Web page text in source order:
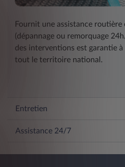
Fournit une assistance routière
(dépannage ou remorquage
des interventions est garantie
tout le territoire national.
Entretien
Assistance 24/7